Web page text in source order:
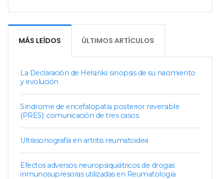
MÁS LEÍDOS ÚLTIMOS ARTÍCULOS
La Declaración de Helsinki: sinopsis de su nacimiento
y evolución
Síndrome de encefalopatía posterior reversible
(PRES): comunicación de tres casos
Ultrasonografía en artritis reumatoidea
Efectos adversos neuropsiquiátricos de drogas
inmunosupresoras utilizadas en Reumatología